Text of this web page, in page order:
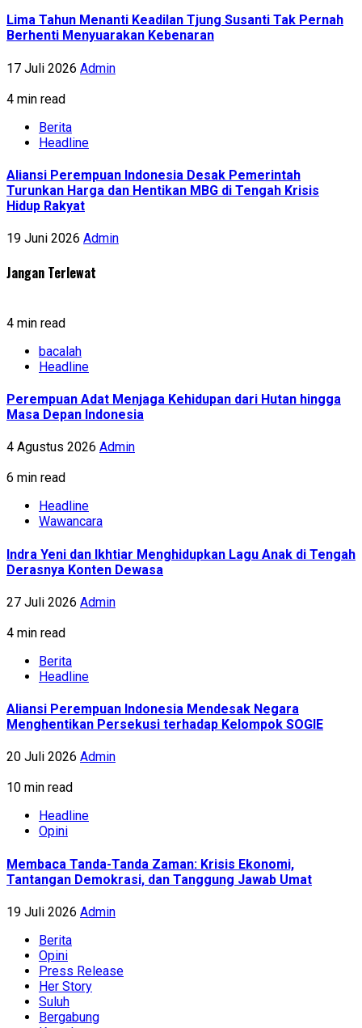
Lima Tahun Menanti Keadilan Tjung Susanti Tak Pernah
Berhenti Menyuarakan Kebenaran
17 Juli 2026 Admin
4 min read
Berita
Headline
Aliansi Perempuan Indonesia Desak Pemerintah
Turunkan Harga dan Hentikan MBG di Tengah Krisis
Hidup Rakyat
19 Juni 2026 Admin
Jangan Terlewat
4 min read
bacalah
Headline
Perempuan Adat Menjaga Kehidupan dari Hutan hingga
Masa Depan Indonesia
4 Agustus 2026 Admin
6 min read
Headline
Wawancara
Indra Yeni dan Ikhtiar Menghidupkan Lagu Anak di Tengah
Derasnya Konten Dewasa
27 Juli 2026 Admin
4 min read
Berita
Headline
Aliansi Perempuan Indonesia Mendesak Negara
Menghentikan Persekusi terhadap Kelompok SOGIE
20 Juli 2026 Admin
10 min read
Headline
Opini
Membaca Tanda-Tanda Zaman: Krisis Ekonomi,
Tantangan Demokrasi, dan Tanggung Jawab Umat
19 Juli 2026 Admin
Berita
Opini
Press Release
Her Story
Suluh
Bergabung